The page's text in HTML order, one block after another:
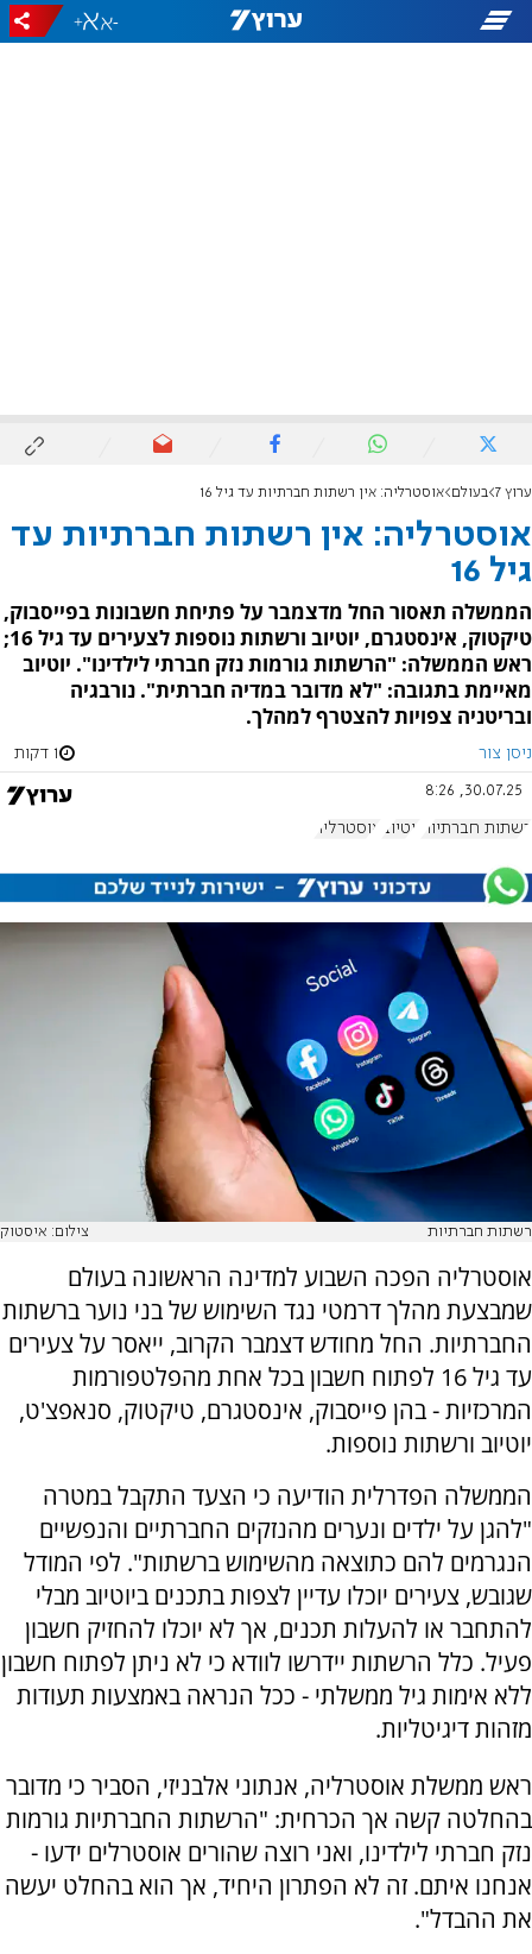
-
+
ערוץ 7 בעולם אוסטרליה: אין רשתות חברתיות עד גיל 16
אוסטרליה: אין רשתות חברתיות עד
גיל 16
הממשלה תאסור החל מדצמבר על פתיחת חשבונות בפייסבוק,
טיקטוק, אינסטגרם, יוטיוב ורשתות נוספות לצעירים עד גיל 16;
ראש הממשלה: "הרשתות גורמות נזק חברתי לילדינו". יוטיוב
מאיימת בתגובה: "לא מדובר במדיה חברתית". נורבגיה
ובריטניה צפויות להצטרף למהלך.
ניסן צור 1 דקות
30.07.25, 8:26
רשתות חברתיות יוטיוב אוסטרליה
רשתות חברתיות צילום: איסטוק
אוסטרליה הפכה השבוע למדינה הראשונה בעולם
שמבצעת מהלך דרמטי נגד השימוש של בני נוער ברשתות
החברתיות. החל מחודש דצמבר הקרוב, ייאסר על צעירים
עד גיל 16 לפתוח חשבון בכל אחת מהפלטפורמות
המרכזיות - בהן פייסבוק, אינסטגרם, טיקטוק, סנאפצ'ט,
יוטיוב ורשתות נוספות.
הממשלה הפדרלית הודיעה כי הצעד התקבל במטרה
"להגן על ילדים ונערים מהנזקים החברתיים והנפשיים
הנגרמים להם כתוצאה מהשימוש ברשתות". לפי המודל
שגובש, צעירים יוכלו עדיין לצפות בתכנים ביוטיוב מבלי
להתחבר או להעלות תכנים, אך לא יוכלו להחזיק חשבון
פעיל. כלל הרשתות יידרשו לוודא כי לא ניתן לפתוח חשבון
ללא אימות גיל ממשלתי - ככל הנראה באמצעות תעודות
מזהות דיגיטליות.
ראש ממשלת אוסטרליה, אנתוני אלבניזי, הסביר כי מדובר
בהחלטה קשה אך הכרחית: "הרשתות החברתיות גורמות
נזק חברתי לילדינו, ואני רוצה שהורים אוסטרלים ידעו -
אנחנו איתם. זה לא הפתרון היחיד, אך הוא בהחלט יעשה
את ההבדל".